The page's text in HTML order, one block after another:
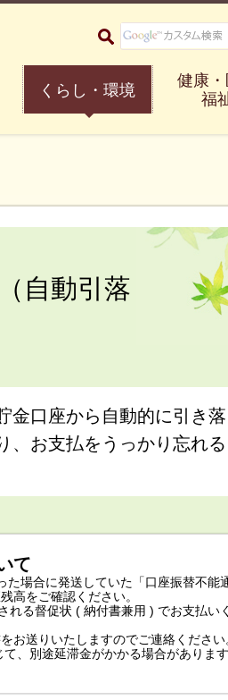
City
くらし・環境
健康
福
自動引落
金口座から自動的に引き
お支払をうっかり忘れる
て
場合に発送していた「口座振替不能
高をご確認ください。
る督促状 ( 納付書兼用 ) でお支払い
お送りいたしますのでご連絡ください
、別途延滞金がかかる場合がありま